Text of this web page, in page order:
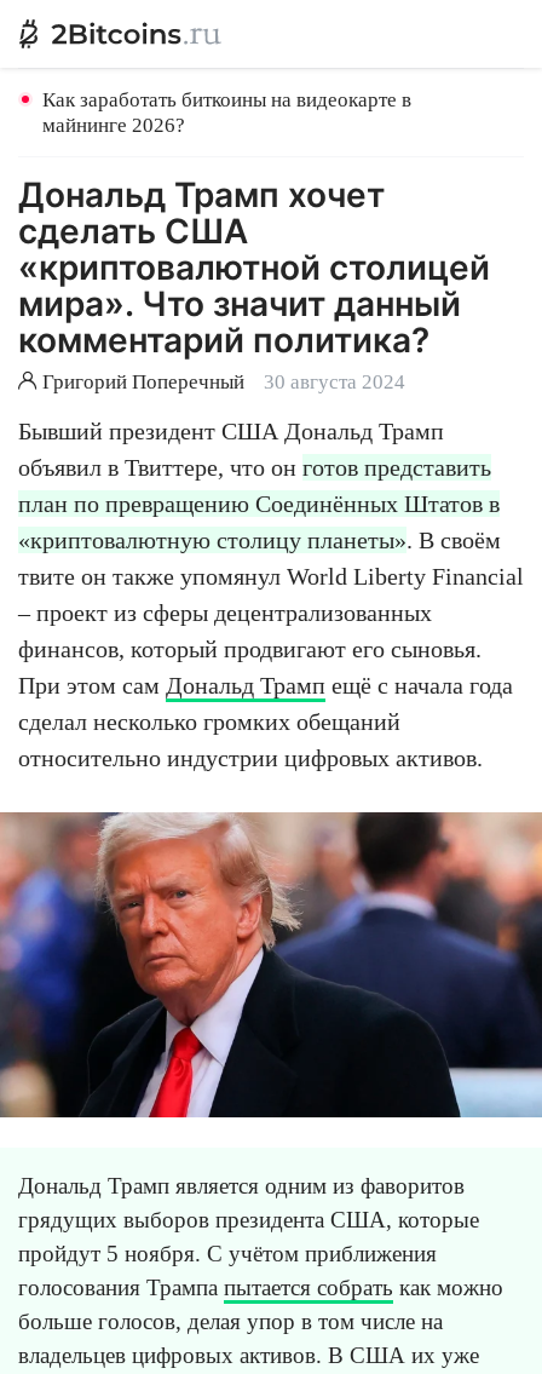
Как заработать биткоины на видеокарте в
майнинге 2026?
Дональд Трамп хочет
сделать США
«криптовалютной столицей
мира». Что значит данный
комментарий политика?
Григорий Поперечный 30 августа 2024
Бывший президент США Дональд Трамп
объявил в Твиттере, что он готов представить
план по превращению Соединённых Штатов в
«криптовалютную столицу планеты». В своём
твите он также упомянул World Liberty Financial
– проект из сферы децентрализованных
финансов, который продвигают его сыновья.
При этом сам Дональд Трамп ещё с начала года
сделал несколько громких обещаний
относительно индустрии цифровых активов.
Дональд Трамп является одним из фаворитов
грядущих выборов президента США, которые
пройдут 5 ноября. С учётом приближения
голосования Трампа пытается собрать как можно
больше голосов, делая упор в том числе на
владельцев цифровых активов. В США их уже